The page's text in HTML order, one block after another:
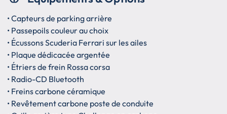
• Capteurs de parking arrière
• Passepoils couleur au choix
• Écussons Scuderia Ferrari sur les ailes
• Plaque dédicacée argentée
• Étriers de frein Rossa corsa
• Radio-CD Bluetooth
• Freins carbone céramique
• Revêtement carbone poste de conduite